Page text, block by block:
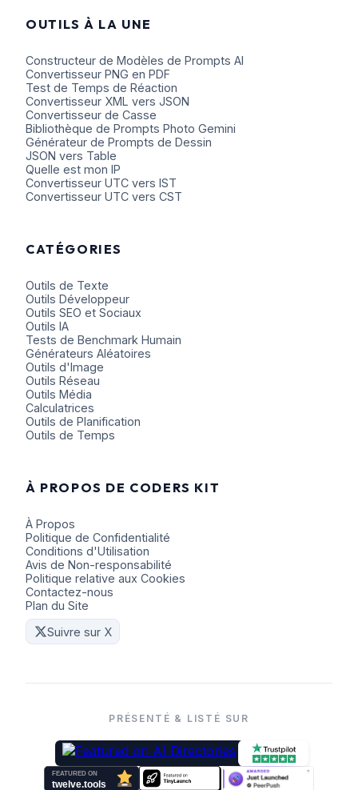
OUTILS À LA UNE
Constructeur de Modèles de Prompts AI
Convertisseur PNG en PDF
Test de Temps de Réaction
Convertisseur XML vers JSON
Convertisseur de Casse
Bibliothèque de Prompts Photo Gemini
Générateur de Prompts de Dessin
JSON vers Table
Quelle est mon IP
Convertisseur UTC vers IST
Convertisseur UTC vers CST
CATÉGORIES
Outils de Texte
Outils Développeur
Outils SEO et Sociaux
Outils IA
Tests de Benchmark Humain
Générateurs Aléatoires
Outils d'Image
Outils Réseau
Outils Média
Calculatrices
Outils de Planification
Outils de Temps
À PROPOS DE CODERS KIT
À Propos
Politique de Confidentialité
Conditions d'Utilisation
Avis de Non-responsabilité
Politique relative aux Cookies
Contactez-nous
Plan du Site
Suivre sur X
PRÉSENTÉ & LISTÉ SUR